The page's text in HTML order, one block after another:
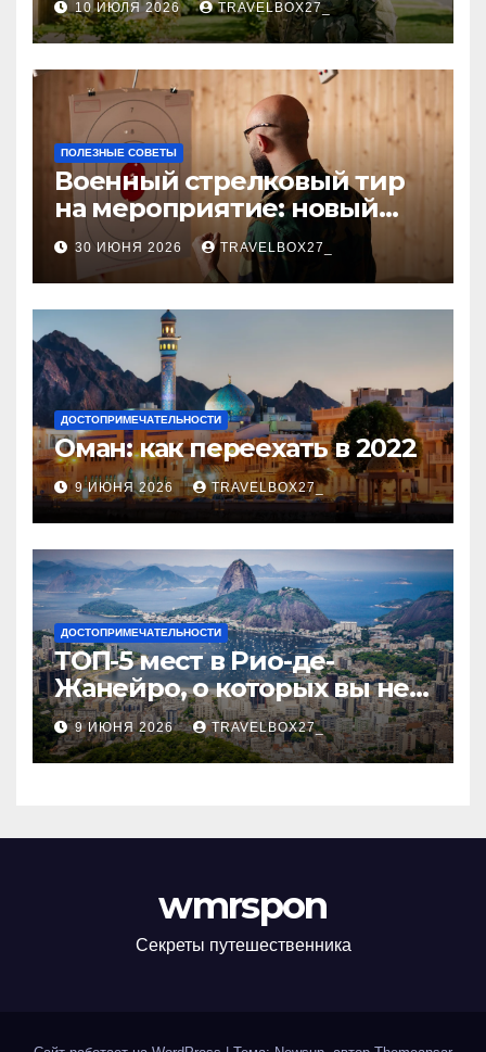
аккредитованных банков
10 ИЮЛЯ 2026 TRAVELBOX27_
ПОЛЕЗНЫЕ СОВЕТЫ
Военный стрелковый тир
на мероприятие: новый
уровень праздника и
командного духа
30 ИЮНЯ 2026 TRAVELBOX27_
ДОСТОПРИМЕЧАТЕЛЬНОСТИ
Оман: как переехать в 2022
9 ИЮНЯ 2026 TRAVELBOX27_
ДОСТОПРИМЕЧАТЕЛЬНОСТИ
ТОП-5 мест в Рио-де-
Жанейро, о которых вы не
знали
9 ИЮНЯ 2026 TRAVELBOX27_
wmrspon
Секреты путешественника